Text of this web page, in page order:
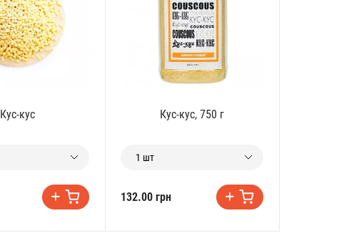
Кус-кус Кус-кус, 750 г
1 шт
132.00 грн